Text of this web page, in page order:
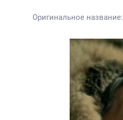
Оригинальное название: